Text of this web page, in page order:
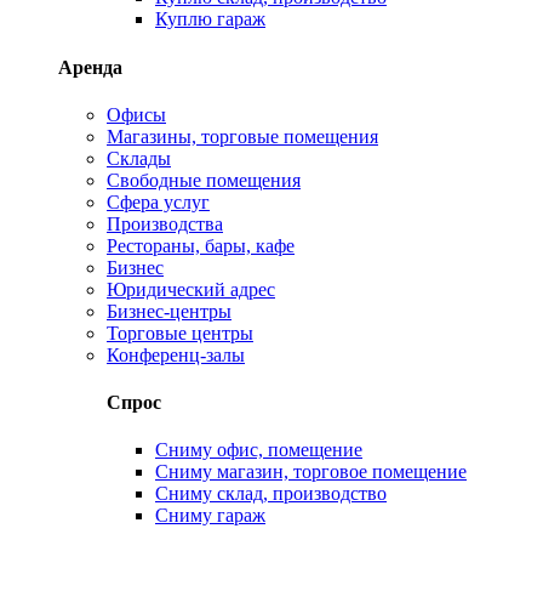
Куплю гараж
Аренда
Офисы
Магазины, торговые помещения
Склады
Свободные помещения
Сфера услуг
Производства
Рестораны, бары, кафе
Бизнес
Юридический адрес
Бизнес-центры
Торговые центры
Конференц-залы
Спрос
Сниму офис, помещение
Сниму магазин, торговое помещение
Сниму склад, производство
Сниму гараж